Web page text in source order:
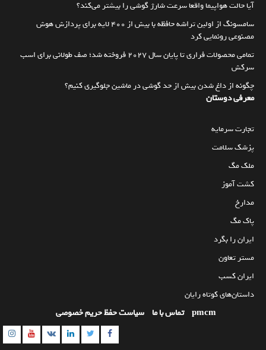
آیا حالت هواپیما واقعا سرعت شارژ گوشی را بیشتر می‌کند؟
سامسونگ از اولین تراشه حافظه با بیش از ۴۰۰ لایه برای پردازش هوش
مصنوعی رونمایی کرد
تمامی محصولات فراری تا پایان سال ۲۰۲۷ فروخته شد؛ صف طولانی برای اسب
سرکش
چگونه از داغ شدن بیش از حد گوشی در ماشین جلوگیری کنیم؟
معرفی دوستان
تجارت سرمایه
پزشک سلامت
ملک مگ
کشت آموز
مدارخ
پاک مگ
ایران را بگرد
مستر تعاون
ایران کسب
داستان‌های کوتاه رایان
pmcm تماس با ما سیاست حفظ حریم خصوصی
Facebook
Twitter
Linkedin
VK